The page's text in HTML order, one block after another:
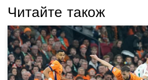
Читайте також